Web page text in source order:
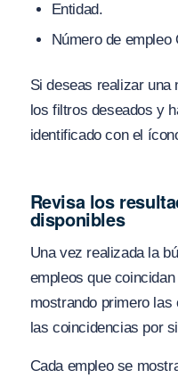
Entidad.
Número de empleo
Si deseas realizar una
los filtros deseados y
identificado con el
Revisa los
disponibles
Una vez realizada la
empleos que
mostrando primero
las coincidencias por
Cada empleo se